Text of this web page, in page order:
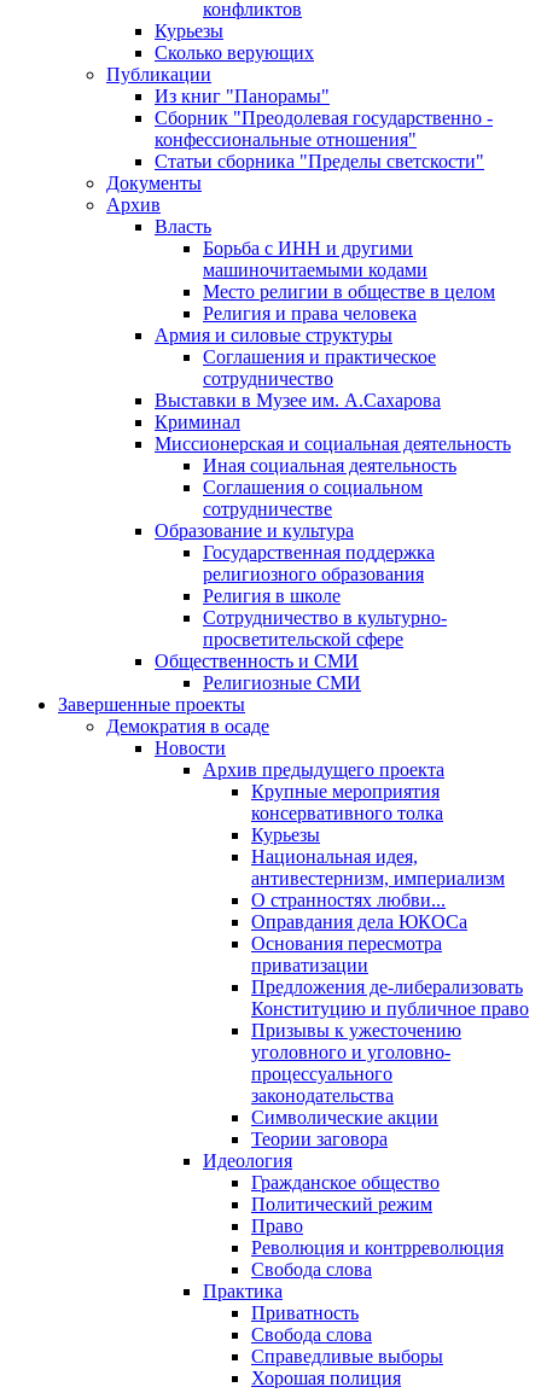
конфликтов
Курьезы
Сколько верующих
Публикации
Из книг "Панорамы"
Сборник "Преодолевая государственно -
конфессиональные отношения"
Статьи сборника "Пределы светскости"
Документы
Архив
Власть
Борьба с ИНН и другими
машиночитаемыми кодами
Место религии в обществе в целом
Религия и права человека
Армия и силовые структуры
Соглашения и практическое
сотрудничество
Выставки в Музее им. А.Сахарова
Криминал
Миссионерская и социальная деятельность
Иная социальная деятельность
Соглашения о социальном
сотрудничестве
Образование и культура
Государственная поддержка
религиозного образования
Религия в школе
Сотрудничество в культурно-
просветительской сфере
Общественность и СМИ
Религиозные СМИ
Завершенные проекты
Демократия в осаде
Новости
Архив предыдущего проекта
Крупные мероприятия
консервативного толка
Курьезы
Национальная идея,
антивестернизм, империализм
О странностях любви...
Оправдания дела ЮКОСа
Основания пересмотра
приватизации
Предложения де-либерализовать
Конституцию и публичное право
Призывы к ужесточению
уголовного и уголовно-
процессуального
законодательства
Символические акции
Теории заговора
Идеология
Гражданское общество
Политический режим
Право
Революция и контрреволюция
Свобода слова
Практика
Приватность
Свобода слова
Справедливые выборы
Хорошая полиция